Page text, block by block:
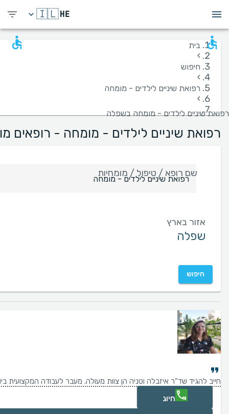
HE
🇮🇱
בית
›
חיפוש
›
רפואת שיניים לילדים - מומחה
›
רפואת שיניים לילדים - מומחה בשפלה
רפואת שיניים לילדים - מומחה - רופאים
שם רופא / טיפול / מומחיות
אזור בארץ
חיפוש
חייב להגיד שד"ר איזבלה וטניה הן צוות מעולה. מעבר לעבודה
חיוג